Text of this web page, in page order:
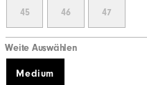
45 46 47
Weite Auswählen
Medium